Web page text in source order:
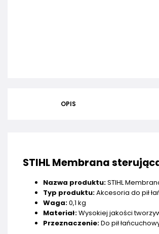
OPIS
STIHL Membrana
Nazwa produktu:STIHL
Typ produktu:Akcesoria do pił
Waga:0,1 kg
Materiał:Wysokiej jakości
Przeznaczenie:Do pił